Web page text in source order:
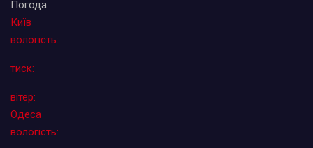
Погода
Київ
вологість:
тиск:
вітер:
Одеса
вологість: